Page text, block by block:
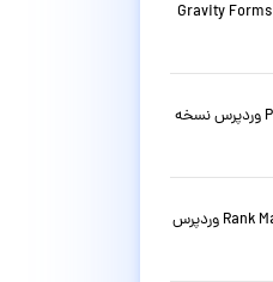
افزونه فرم ساز حرفه ای وردپرس گرویتی فرم Gravity Forms
افزونه افزایش سرعت وبسایت Perfmatters وردپرس نسخه
دانلود افزونه سئو حرفه ای رنک مث Rank Math Pro وردپرس